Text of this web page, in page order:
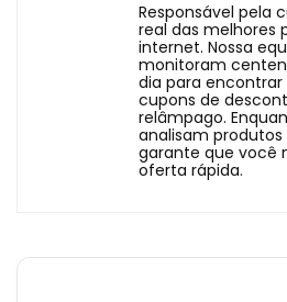
Responsável pela
real das melhores
internet. Nossa
monitoram
dia para
cupons de
relâmpago.
analisam
garante que você
oferta rápida.